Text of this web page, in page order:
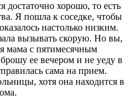
достаточно хорошо, то есть
Я пошла к соседке, чтобы
настолько низким.
вызывать скорую. Но вы,
мама с пятимесячным
ее вечером и не уеду в
сама на прием.
хотя она находится в